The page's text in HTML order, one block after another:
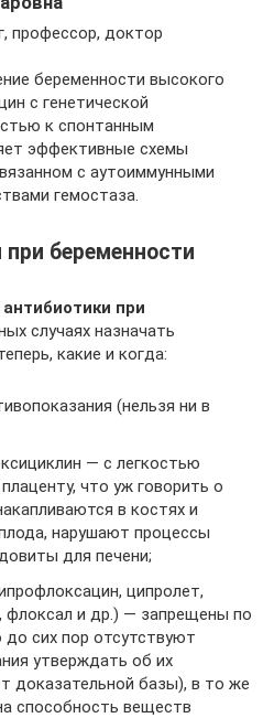
профессор, доктор
беременности высокого
с генетической
к спонтанным
эффективные схемы
с аутоиммунными
гемостаза.
беременности
антибиотики при
случаях назначать
какие и когда:
(нельзя ни в
— с легкостью
что уж говорить о
в костях и
нарушают процессы
для печени;
ципролет,
флоксал и др.) — запрещены по
до сих пор отсутствуют
утверждать об их
доказательной базы), в то же
способность веществ